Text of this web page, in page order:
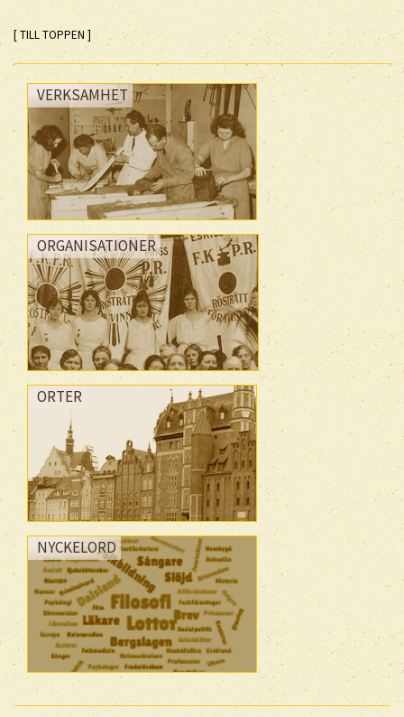
[ TILL TOPPEN ]
VERKSAMHET
ORGANISATIONER
ORTER
NYCKELORD